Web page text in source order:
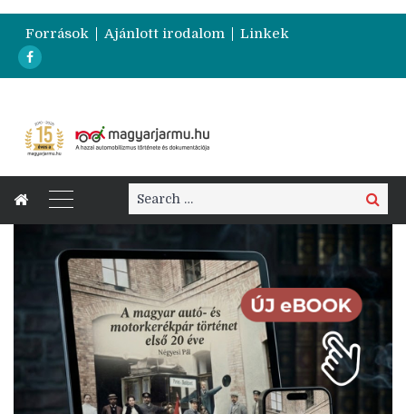
Források Ajánlott irodalom Linkek
Search
for:
Search